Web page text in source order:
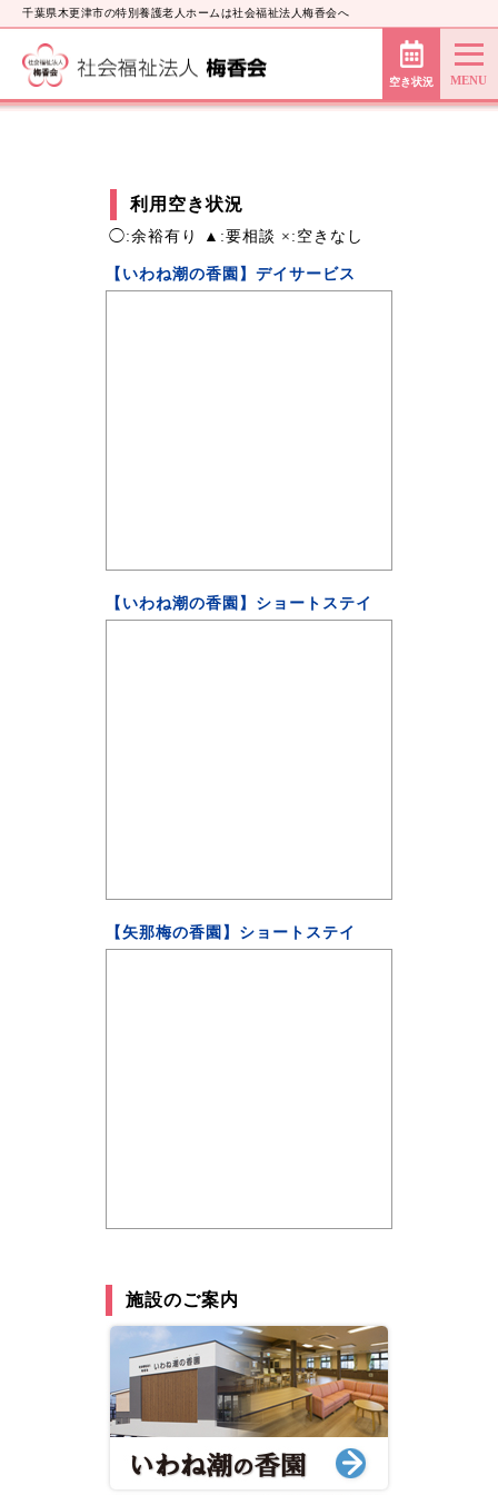
千葉県木更津市の特別養護老人ホームは社会福祉法人梅香会へ
空き状況
利用空き状況
◯:余裕有り ▲:要相談 ×:空きなし
【いわね潮の香園】デイサービス
【いわね潮の香園】ショートステイ
【矢那梅の香園】ショートステイ
施設のご案内